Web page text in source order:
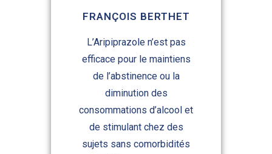
FRANÇOIS BERTHET
L’Aripiprazole n’est pas
efficace pour le maintiens
de l’abstinence ou la
diminution des
consommations d’alcool et
de stimulant chez des
sujets sans comorbidités